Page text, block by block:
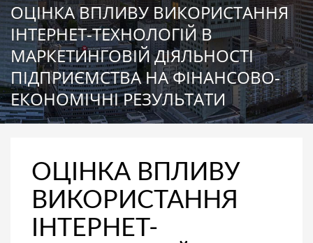
ОЦІНКА ВПЛИВУ ВИКОРИСТАННЯ
ІНТЕРНЕТ-ТЕХНОЛОГІЙ В
МАРКЕТИНГОВІЙ ДІЯЛЬНОСТІ
ПІДПРИЄМСТВА НА ФІНАНСОВО-
ЕКОНОМІЧНІ РЕЗУЛЬТАТИ
ОЦІНКА ВПЛИВУ
ВИКОРИСТАННЯ
ІНТЕРНЕТ-